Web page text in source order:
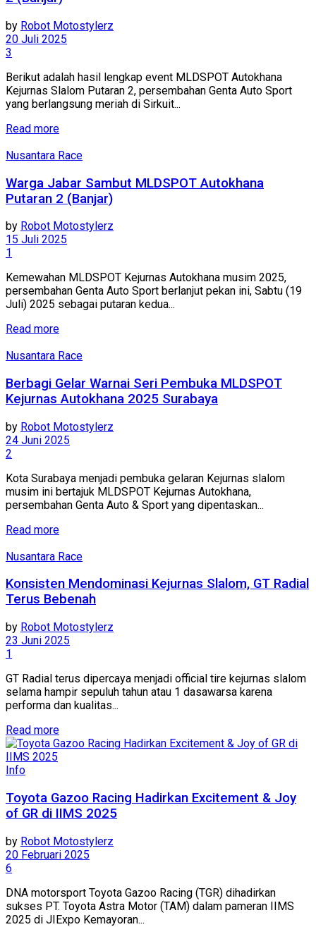
by Robot Motostylerz
20 Juli 2025
3
Berikut adalah hasil lengkap event MLDSPOT Autokhana
Kejurnas Slalom Putaran 2, persembahan Genta Auto Sport
yang berlangsung meriah di Sirkuit...
Read more
Nusantara Race
Warga Jabar Sambut MLDSPOT Autokhana
Putaran 2 (Banjar)
by Robot Motostylerz
15 Juli 2025
1
Kemewahan MLDSPOT Kejurnas Autokhana musim 2025,
persembahan Genta Auto Sport berlanjut pekan ini, Sabtu (19
Juli) 2025 sebagai putaran kedua...
Read more
Nusantara Race
Berbagi Gelar Warnai Seri Pembuka MLDSPOT
Kejurnas Autokhana 2025 Surabaya
by Robot Motostylerz
24 Juni 2025
2
Kota Surabaya menjadi pembuka gelaran Kejurnas slalom
musim ini bertajuk MLDSPOT Kejurnas Autokhana,
persembahan Genta Auto & Sport yang dipentaskan...
Read more
Nusantara Race
Konsisten Mendominasi Kejurnas Slalom, GT Radial
Terus Bebenah
by Robot Motostylerz
23 Juni 2025
1
GT Radial terus dipercaya menjadi official tire kejurnas slalom
selama hampir sepuluh tahun atau 1 dasawarsa karena
performa dan kualitas...
Read more
Info
Toyota Gazoo Racing Hadirkan Excitement & Joy
of GR di IIMS 2025
by Robot Motostylerz
20 Februari 2025
6
DNA motorsport Toyota Gazoo Racing (TGR) dihadirkan
sukses PT. Toyota Astra Motor (TAM) dalam pameran IIMS
2025 di JIExpo Kemayoran...